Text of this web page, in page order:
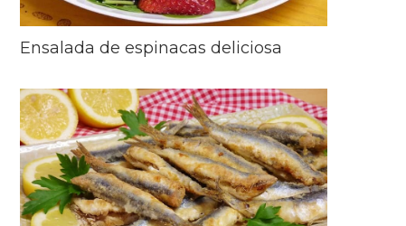
Ensalada de espinacas deliciosa